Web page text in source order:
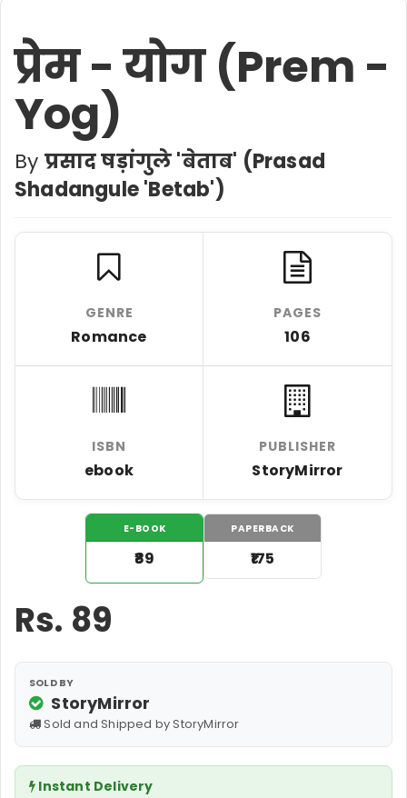
प्रेम - योग (Prem -
Yog)
By प्रसाद षड़ांगुले 'बेताब' (Prasad
Shadangule 'Betab')
GENRE
Romance
PAGES
106
ISBN
ebook
PUBLISHER
StoryMirror
E-BOOK
₹89
PAPERBACK
₹175
Rs. 89
SOLD BY
StoryMirror
Sold and Shipped by StoryMirror
Instant Delivery